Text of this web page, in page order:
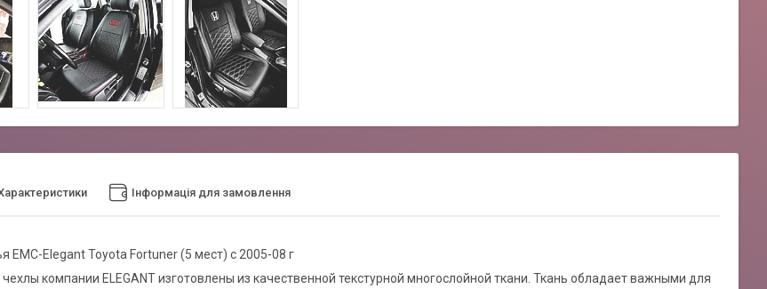
Інформація для замовлення
EMC-Elegant Toyota Fortuner (5 мест) с 2005-08 г
компании ELEGANT изготовлены из качественной текстурной многослойной ткани. Ткань обладает важными для